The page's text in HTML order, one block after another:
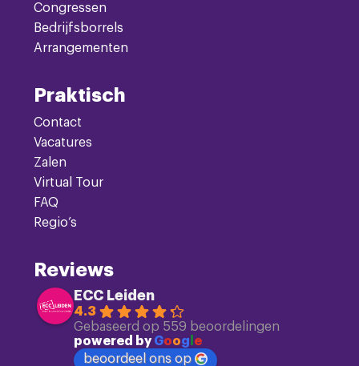
Congressen
Bedrijfsborrels
Arrangementen
Praktisch
Contact
Vacatures
Zalen
Virtual Tour
FAQ
Regio’s
Reviews
ECC Leiden
4.3
Gebaseerd op 559 beoordelingen
powered byGoog e
beoordeel ons op